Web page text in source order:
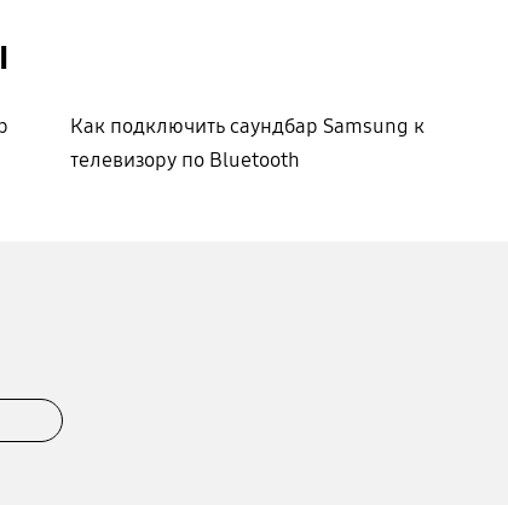
Как подключить саундбар Samsung к
телевизору по Bluetooth